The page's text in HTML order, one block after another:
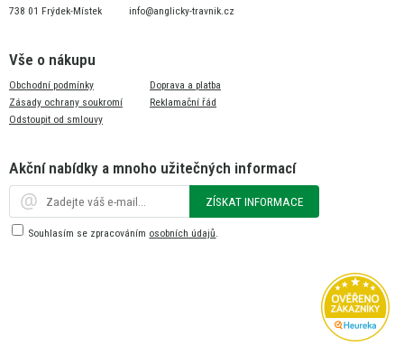
738 01 Frýdek-Místek
info@anglicky-travnik.cz
Vše o nákupu
Obchodní podmínky
Zásady ochrany soukromí
Odstoupit od smlouvy
Doprava a platba
Reklamační řád
Akční nabídky a mnoho užitečných informací
ZÍSKAT INFORMACE
Souhlasím se zpracováním osobních údajů